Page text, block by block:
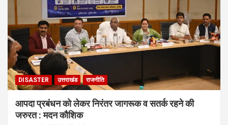
DISASTER उत्तराखंड राजनीति
आपदा प्रबंधन को लेकर निरंतर जागरूक व सतर्क रहने की
जरुरत : मदन कौशिक